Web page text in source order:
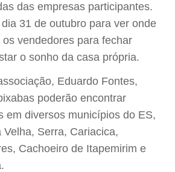
das empresas participantes.
31 de outubro para ver onde
vendedores para fechar
o sonho da casa própria.
Eduardo Fontes,
poderão encontrar
em diversos municípios do ES,
Serra, Cariacica,
Cachoeiro de Itapemirim e